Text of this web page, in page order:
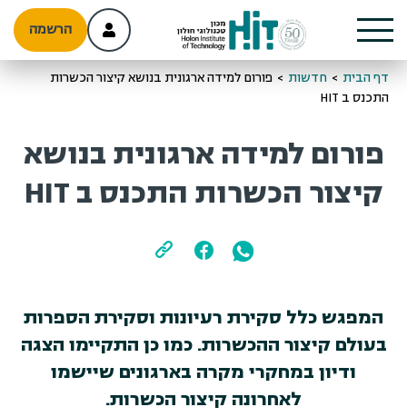
הרשמה
דף הבית > חדשות > פורום למידה ארגונית בנושא קיצור הכשרות
התכנס ב HIT
פורום למידה ארגונית בנושא
קיצור הכשרות התכנס ב HIT
המפגש כלל סקירת רעיונות וסקירת הספרות
בעולם קיצור ההכשרות. כמו כן התקיימו הצגה
ודיון במחקרי מקרה בארגונים שיישמו
לאחרונה קיצור הכשרות.